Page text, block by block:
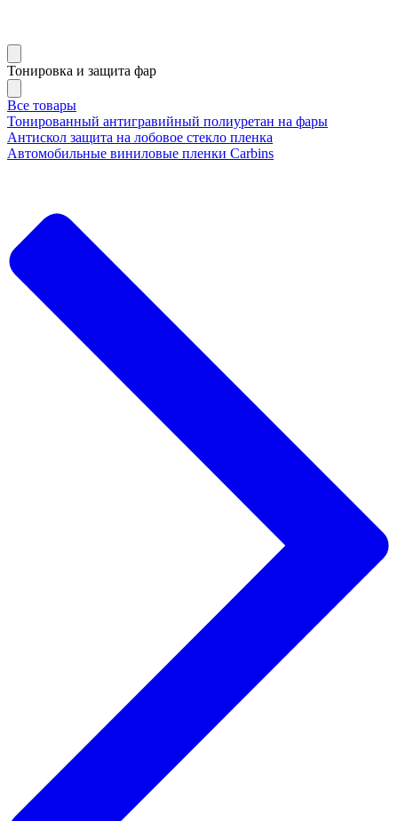
Тонировка и защита фар
Все товары
Тонированный антигравийный полиуретан на фары
Антискол защита на лобовое стекло пленка
Автомобильные виниловые пленки Carbins